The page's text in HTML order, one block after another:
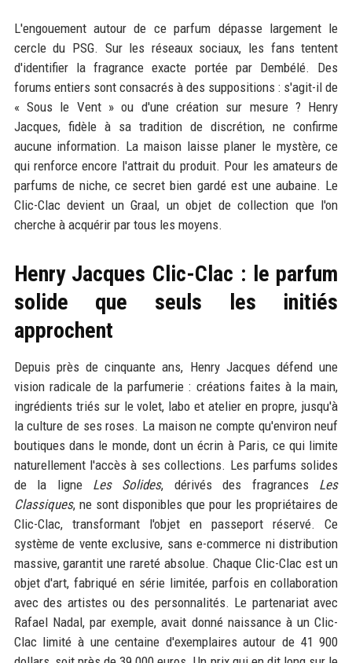
L'engouement autour de ce parfum dépasse largement le
cercle du PSG. Sur les réseaux sociaux, les fans tentent
d'identifier la fragrance exacte portée par Dembélé. Des
forums entiers sont consacrés à des suppositions : s'agit-il de
« Sous le Vent » ou d'une création sur mesure ? Henry
Jacques, fidèle à sa tradition de discrétion, ne confirme
aucune information. La maison laisse planer le mystère, ce
qui renforce encore l'attrait du produit. Pour les amateurs de
parfums de niche, ce secret bien gardé est une aubaine. Le
Clic-Clac devient un Graal, un objet de collection que l'on
cherche à acquérir par tous les moyens.
Henry Jacques Clic-Clac : le parfum
solide que seuls les initiés
approchent
Depuis près de cinquante ans, Henry Jacques défend une
vision radicale de la parfumerie : créations faites à la main,
ingrédients triés sur le volet, labo et atelier en propre, jusqu'à
la culture de ses roses. La maison ne compte qu'environ neuf
boutiques dans le monde, dont un écrin à Paris, ce qui limite
naturellement l'accès à ses collections. Les parfums solides
de la ligne Les Solides, dérivés des fragrances Les
Classiques, ne sont disponibles que pour les propriétaires de
Clic-Clac, transformant l'objet en passeport réservé. Ce
système de vente exclusive, sans e-commerce ni distribution
massive, garantit une rareté absolue. Chaque Clic-Clac est un
objet d'art, fabriqué en série limitée, parfois en collaboration
avec des artistes ou des personnalités. Le partenariat avec
Rafael Nadal, par exemple, avait donné naissance à un Clic-
Clac limité à une centaine d'exemplaires autour de 41 900